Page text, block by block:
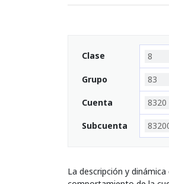
Clase 8
Grupo 83
Cuenta 8320
Subcuenta
La descripción y